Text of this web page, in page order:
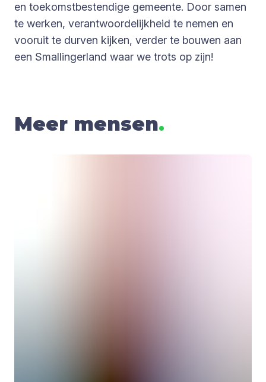
en toekomstbestendige gemeente. Door samen
te werken, verantwoordelijkheid te nemen en
vooruit te durven kijken, verder te bouwen aan
een Smallingerland waar we trots op zijn!
Meer mensen.